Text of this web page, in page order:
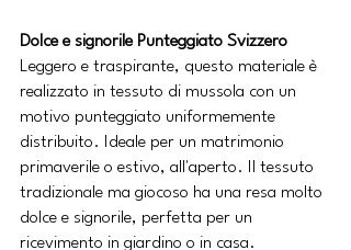
Dolce e signorile Punteggiato Svizzero
Leggero e traspirante, questo materiale è
realizzato in tessuto di mussola con un
motivo punteggiato uniformemente
distribuito. Ideale per un matrimonio
primaverile o estivo, all'aperto. Il tessuto
tradizionale ma giocoso ha una resa molto
dolce e signorile, perfetta per un
ricevimento in giardino o in casa.